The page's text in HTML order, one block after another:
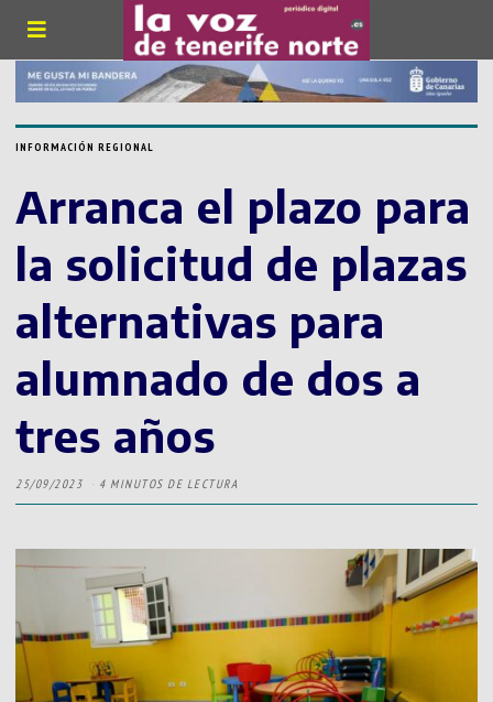
INFORMACIÓN REGIONAL
Arranca el plazo para
la solicitud de plazas
alternativas para
alumnado de dos a
tres años
25/09/2023 4 MINUTOS DE LECTURA